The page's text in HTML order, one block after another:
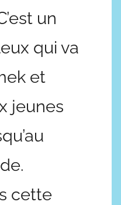
un
qui va
et
jeunes
cette